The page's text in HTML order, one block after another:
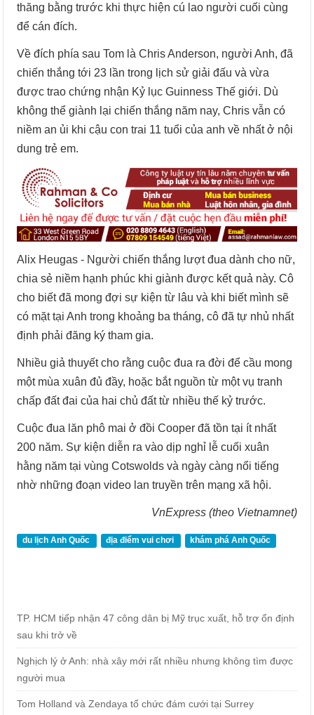
thăng bằng trước khi thực hiện cú lao người cuối cùng
để cán đích.
Về đích phía sau Tom là Chris Anderson, người Anh, đã
chiến thắng tới 23 lần trong lịch sử giải đấu và vừa
được trao chứng nhận Kỷ lục Guinness Thế giới. Dù
không thể giành lại chiến thắng năm nay, Chris vẫn có
niềm an ủi khi cậu con trai 11 tuổi của anh về nhất ở nội
dung trẻ em.
Alix Heugas - Người chiến thắng lượt đua dành cho nữ,
chia sẻ niềm hạnh phúc khi giành được kết quả này. Cô
cho biết đã mong đợi sự kiện từ lâu và khi biết mình sẽ
có mặt tại Anh trong khoảng ba tháng, cô đã tự nhủ nhất
định phải đăng ký tham gia.
Nhiều giả thuyết cho rằng cuộc đua ra đời để cầu mong
một mùa xuân đủ đầy, hoặc bắt nguồn từ một vụ tranh
chấp đất đai của hai chủ đất từ nhiều thế kỷ trước.
Cuộc đua lăn phô mai ở đồi Cooper đã tồn tại ít nhất
200 năm. Sự kiện diễn ra vào dịp nghỉ lễ cuối xuân
hằng năm tại vùng Cotswolds và ngày càng nổi tiếng
nhờ những đoạn video lan truyền trên mạng xã hội.
VnExpress (theo Vietnamnet)
du lịch Anh Quốc địa điểm vui chơi khám phá Anh Quốc
TP. HCM tiếp nhận 47 công dân bị Mỹ trục xuất, hỗ trợ ổn định
sau khi trở về
Nghịch lý ở Anh: nhà xây mới rất nhiều nhưng không tìm được
người mua
Tom Holland và Zendaya tổ chức đám cưới tại Surrey